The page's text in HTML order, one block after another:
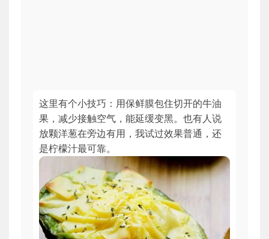
这里有个小技巧：用保鲜膜包住切开的牛油
果，减少接触空气，能延缓变黑。也有人说
放颗洋葱在旁边有用，我试过效果普通，还
是柠檬汁最可靠。